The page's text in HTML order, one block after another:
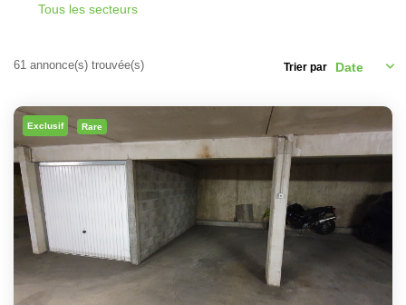
Nous Rejoindre
Nos Actualités
CONTACT
Tous les secteurs
61 annonce(s) trouvée(s) Trier par
Exclusif Rare